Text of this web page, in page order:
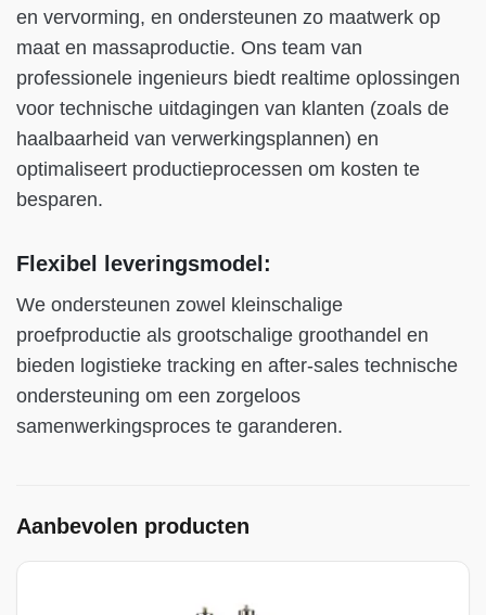
en vervorming, en ondersteunen zo maatwerk op
maat en massaproductie. Ons team van
professionele ingenieurs biedt realtime oplossingen
voor technische uitdagingen van klanten (zoals de
haalbaarheid van verwerkingsplannen) en
optimaliseert productieprocessen om kosten te
besparen.
Flexibel leveringsmodel:
We ondersteunen zowel kleinschalige
proefproductie als grootschalige groothandel en
bieden logistieke tracking en after-sales technische
ondersteuning om een zorgeloos
samenwerkingsproces te garanderen.
Aanbevolen producten